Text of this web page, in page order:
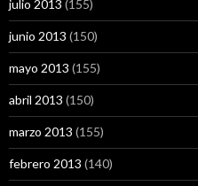
julio 2013 (155)
junio 2013 (150)
mayo 2013 (155)
abril 2013 (150)
marzo 2013 (155)
febrero 2013 (140)